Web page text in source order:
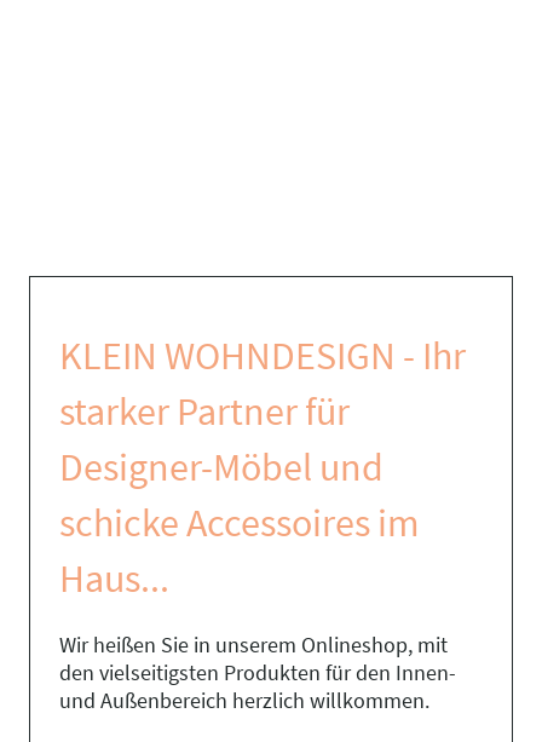
KLEIN WOHNDESIGN - Ihr
starker Partner für
Designer-Möbel und
schicke Accessoires im
Haus...
Wir heißen Sie in unserem Onlineshop, mit
den vielseitigsten Produkten für den Innen-
und Außenbereich herzlich willkommen.